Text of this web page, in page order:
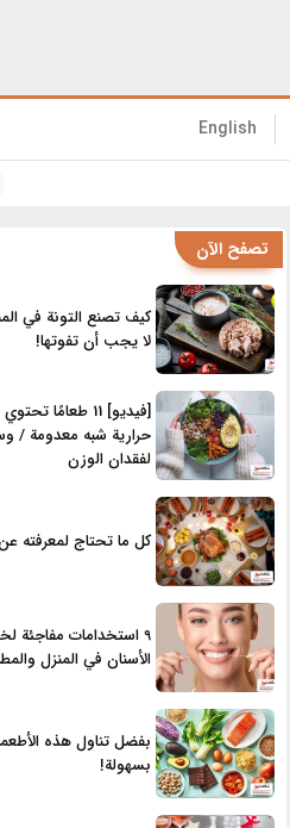
English
تصفح الآن
كيف تصنع التونة في
لا يجب أن تفوتها!
[فيديو] 11 طعامًا
حرارية شبه معدومة /
لفقدان الوزن
كل ما تحتاج لمعرفته
9 استخدامات مفاجئة
الأسنان في المنزل
بفضل تناول هذه
بسهولة!